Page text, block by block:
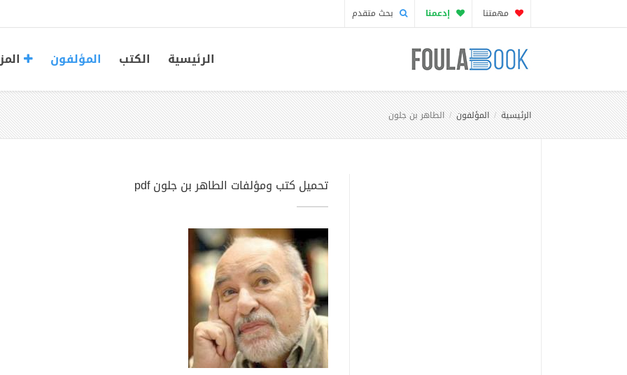
مهمتنا إدعمنا بحث متقدم
الرئيسية الكتب المؤلفون
الرئيسية المؤلفون الطاهر بن جلون
تحميل كتب ومؤلفات الطاهر بن جلون pdf